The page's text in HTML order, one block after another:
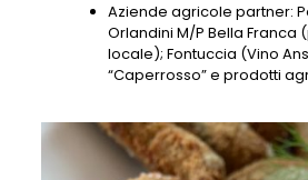
Aziende agricole partner:
Orlandini M/P Bella Franca
locale); Fontuccia (Vino
“Caperrosso” e prodotti